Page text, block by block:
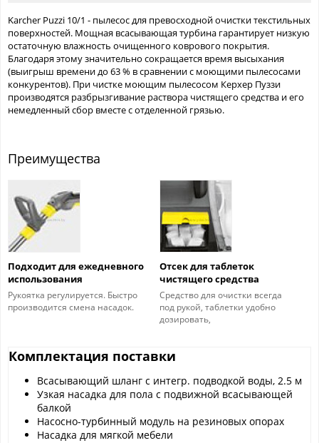
Karcher Puzzi 10/1 - пылесос для превосходной очистки текстильных
поверхностей. Мощная всасывающая турбина гарантирует низкую
остаточную влажность очищенного коврового покрытия.
Благодаря этому значительно сокращается время высыхания
(выигрыш времени до 63 % в сравнении с моющими пылесосами
конкурентов). При чистке моющим пылесосом Керхер Пуззи
производятся разбрызгивание раствора чистящего средства и его
немедленный сбор вместе с отделенной грязью.
Преимущества
Подходит для ежедневного
использования
Рукоятка регулируется. Быстро
производится смена насадок.
Отсек для таблеток
чистящего средства
Средство для очистки всегда
под рукой, таблетки удобно
дозировать,
Комплектация поставки
Всасывающий шланг с интегр. подводкой воды, 2.5 м
Узкая насадка для пола с подвижной всасывающей
балкой
Насосно-турбинный модуль на резиновых опорах
Насадка для мягкой мебели